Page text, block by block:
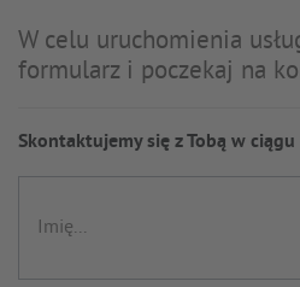
W celu uruchomienia
formularz i poczekaj na
Skontaktujemy się z Tobą w